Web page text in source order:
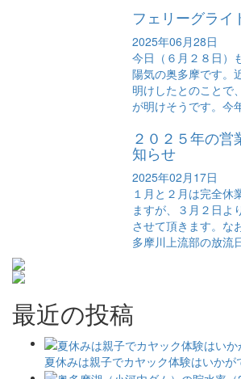
フェリーグライ
2025年06月28日
今日（６月２８日）
陽気の奥多摩です。
明けしたとのことで
が明けそうです。今
２０２５年の営
知らせ
2025年02月17日
１月と２月は完全休
ますが、３月２日よ
させて頂きます。な
多摩川上流部の放流
最近の投稿
夏休みは親子でカヤック体験はいかが